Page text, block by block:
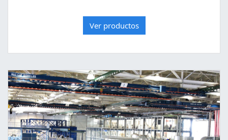
Ver productos